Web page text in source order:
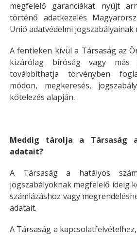
megfelelő garanciákat nyújt
történő adatkezelés
Unió adatvédelmi jogszabályainak
A fentieken kívül a Társaság az
kizárólag bíróság vagy más
továbbíthatja törvényben
módon, megkeresés,
kötelezés alapján.
Meddig tárolja a Társaság
adatait?
A Társaság a hatályos
jogszabályoknak megfelelő ideig
számlázáshoz vagy
adatait.
A Társaság a